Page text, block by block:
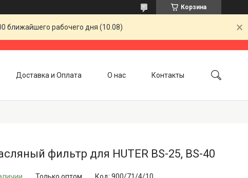
Корзина
ближайшего рабочего дня (10.08)
Доставка и Оплата О нас Контакты
фильтр для HUTER BS-25, BS-40